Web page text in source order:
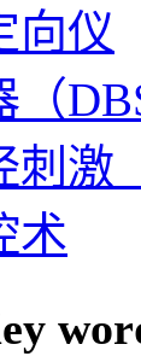
向仪
激
术